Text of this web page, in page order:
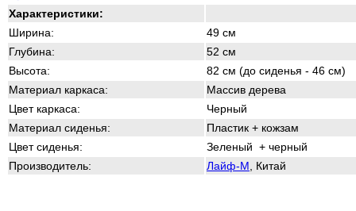
Характеристики:
Ширина:
49 см
Глубина:
52 см
Высота:
82 см (до сиденья - 46 см)
Материал каркаса:
Массив дерева
Цвет каркаса:
Черный
Материал сиденья:
Пластик + кожзам
Цвет сиденья:
Зеленый + черный
Производитель:
Лайф-М , Китай